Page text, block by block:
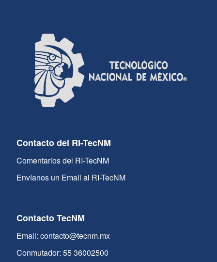
Contacto del RI-TecNM
Comentarios del RI-TecNM
Envíanos un Email al RI-TecNM
Contacto TecNM
Email: contacto@tecnm.mx
Conmutador: 55 36002500